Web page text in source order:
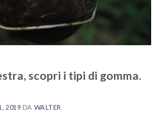
scopri i tipi di gomma.
2019 DA WALTER